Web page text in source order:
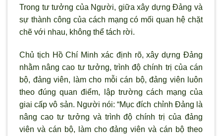
Trong tư tưởng của Người, giữa xây dựng Đảng và
sự thành công của cách mạng có mối quan hệ chặt
chẽ với nhau, không thể tách rời.
Chủ tịch Hồ Chí Minh xác định rõ, xây dựng Đảng
nhằm nâng cao tư tưởng, trình độ chính trị của cán
bộ, đảng viên, làm cho mỗi cán bộ, đảng viên luôn
theo đúng quan điểm, lập trường cách mạng của
giai cấp vô sản. Người nói: “Mục đích chỉnh Đảng là
nâng cao tư tưởng và trình độ chính trị của đảng
viên và cán bộ, làm cho đảng viên và cán bộ theo